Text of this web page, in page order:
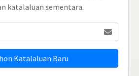
katalaluan sementara.
Katalaluan Baru